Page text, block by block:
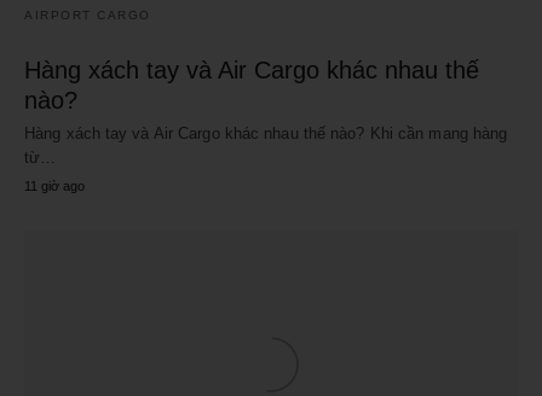
AIRPORT CARGO
Hàng xách tay và Air Cargo khác nhau thế
nào?
Hàng xách tay và Air Cargo khác nhau thế nào? Khi cần mang hàng
từ…
11 giờ ago